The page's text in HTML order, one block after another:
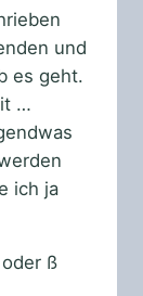
und
es geht.
…
ich ja
ß